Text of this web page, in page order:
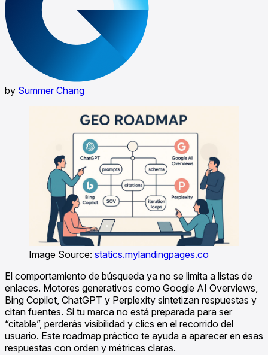
by Summer Chang
Image Source: statics.mylandingpages.co
El comportamiento de búsqueda ya no se limita a listas de
enlaces. Motores generativos como Google AI Overviews,
Bing Copilot, ChatGPT y Perplexity sintetizan respuestas y
citan fuentes. Si tu marca no está preparada para ser
“citable”, perderás visibilidad y clics en el recorrido del
usuario. Este roadmap práctico te ayuda a aparecer en esas
respuestas con orden y métricas claras.